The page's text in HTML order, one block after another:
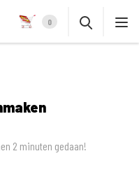
0
2 minuten gedaan!